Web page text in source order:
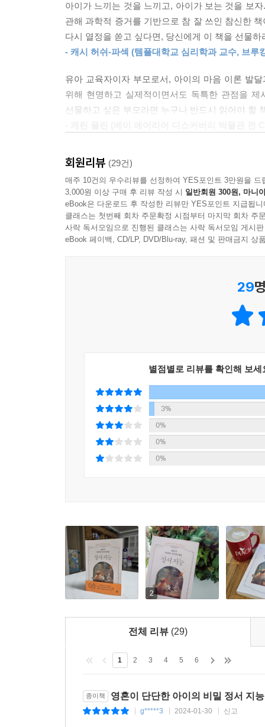
대응하는 방법을 알아야 한다.
--- p.196
2부에서 소개하는 ‘MIND 체계’는 그들이 직접
judgement), 결정(Decide)의 약자다. 간단히 말하
눈높이에서 질문하며, 아이와 자신의 양육 방
수 있다. 이 책과 함께 내 아이의 사회적·정서적
공부보다 중요한 정서 교육,
슬픔, 분노와 같은 감정을 의인화하여 관객들에
자신을 표현하는 방식을 형성해주려고 노력한다.
두 저자는 이 책을 통해 [인사이드 아웃]에 등장
그리고 이러한 생각과 감정이 다른 사람과의 상
메시지를 전한다.
퍼즐을 맞출 수 있다. 내 아이가 사랑하고 사랑받
아이가 느끼는 것을 느끼고, 아이가 보는 것을 보
관해 과학적 증거를 기반으로 참 잘 쓰인 참신한
다시 열정을 쏟고 싶다면, 당신에게 이 책을 선물하
- 캐시 허쉬-파섹 (템플대학교 심리학과 교수, 브
유아 교육자이자 부모로서, 아이의 마음 이론 발
위해 현명하고 실제적이면서도 독특한 관점을
선물하고 싶은 부모라면 누구나 반드시 읽어야 할
알아야 할 정보와 전략을 찾는 부모라면 반드시 읽
- 솔와지 새뮤얼 존슨 (마음챙김 교사이자 멘토)
부모에게 어린 자녀가 세상을 탐색해나가는 모
무슨 일이 벌어지고 있는 거지? 왜 이렇게 행동하
책을 통해 아이의 마음이 어떻게 발달하는지 보
도움을 주기 위해 고군분투하는 부모들에게 즉
이 책은 맨 첫 장부터 나를 사로잡았다! ‘아이의
충동적으로 반응하지 않고 잠시 멈췄다가 의도적
우리 모두에게 통한다는 사실을 보여준다. 내가
- 게일 실버 (법학 박사, 《Anh’s Anger》 저자,
회원리뷰 (29건)
매주 10건의 우수리뷰를 선정하여 YES포인트 3만원을 드
3,000원 이상 구매 후 리뷰 작성 시 일반회원 300원, 마니
eBook은 다운로드 후 작성한 리뷰만 YES포인트 지급됩니
클래스는 첫번째 회차 주문확정 시점부터 마지막 회차 주
사락 독서모임으로 진행된 클래스는 사락 독서모임 게시
eBook 페이백, CD/LP, DVD/Blu-ray, 패션 및 판매금지 상
29
별점별로 리뷰를 확인해 보세
3%
0%
0%
0%
2
전체 리뷰 (29)
1 2 3 4 5 6
종이책 영혼이 단단한 아이의 비밀 정서 지능
g*****3 2024-01-30 신고